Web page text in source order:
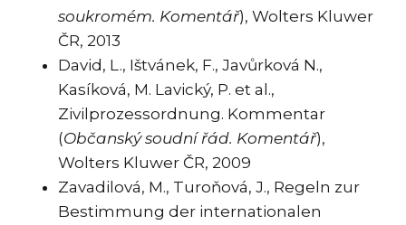
soukromém. Komentář), Wolters Kluwer
ČR, 2013
David, L., Ištvánek, F., Javůrková N.,
Kasíková, M. Lavický, P. et al.,
Zivilprozessordnung. Kommentar
(Občanský soudní řád. Komentář),
Wolters Kluwer ČR, 2009
Zavadilová, M., Turoňová, J., Regeln zur
Bestimmung der internationalen